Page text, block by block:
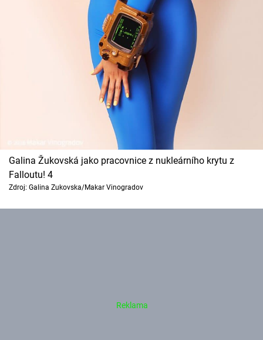
Galina Žukovská jako pracovnice z nukleárního krytu z
Falloutu! 4
Zdroj: Galina Zukovska/Makar Vinogradov